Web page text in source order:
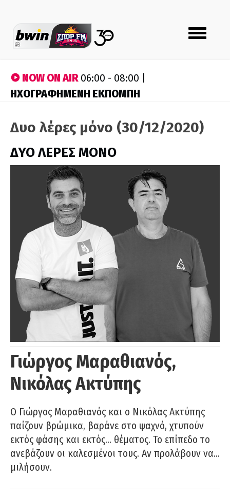
Toggle
navigation
NOW ON AIR06:00 - 08:00 |
ΗΧΟΓΡΑΦΗΜΕΝΗ ΕΚΠΟΜΠΗ
Δυο λέρες μόνο (30/12/2020)
ΔΥΟ ΛΕΡΕΣ ΜΟΝΟ
Γιώργος Μαραθιανός,
Νικόλας Ακτύπης
Ο Γιώργος Μαραθιανός και ο Νικόλας Ακτύπης
παίζουν βρώμικα, βαράνε στο ψαχνό, χτυπούν
εκτός φάσης και εκτός… θέματος. Το επίπεδο το
ανεβάζουν οι καλεσμένοι τους. Αν προλάβουν να…
μιλήσουν.